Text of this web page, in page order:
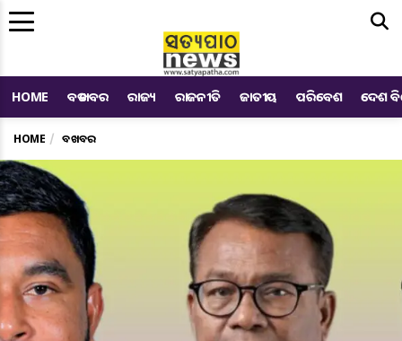
HOME ବଡ ଖବର ରାଜ୍ୟ ରାଜନୀତି ଜାତୀୟ ପରିବେଶ ଦେଶ
HOME ବଡ ଖବର